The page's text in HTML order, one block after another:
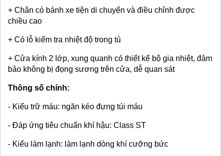
+ Chân có bánh xe tiện di chuyển và điều chỉnh được
chiều cao
+ Có lỗ kiểm tra nhiệt độ trong tủ
+ Cửa kính 2 lớp, xung quanh có thiết kế bộ gia nhiệt, đảm
bảo không bị đọng sương trên cửa, dễ quan sát
Thông số chính:
- Kiểu trữ máu: ngăn kéo đựng túi máu
- Đáp ứng tiêu chuẩn khí hậu: Class ST
- Kiểu làm lạnh: làm lạnh dòng khí cưỡng bức